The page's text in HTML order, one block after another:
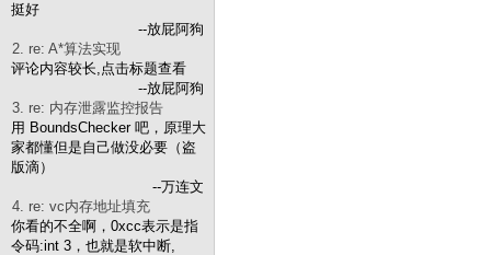
挺好
--放屁阿狗
2. re: A*算法实现
评论内容较长,点击标题查看
--放屁阿狗
3. re: 内存泄露监控报告
用 BoundsChecker 吧，原理大
家都懂但是自己做没必要（盗
版滴）
--万连文
4. re: vc内存地址填充
你看的不全啊，0xcc表示是指
令码:int 3，也就是软中断,